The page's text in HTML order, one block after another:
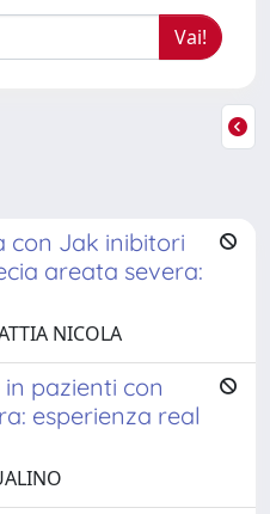
con Jak inibitori
areata severa:
NICOLA
pazienti con
esperienza real